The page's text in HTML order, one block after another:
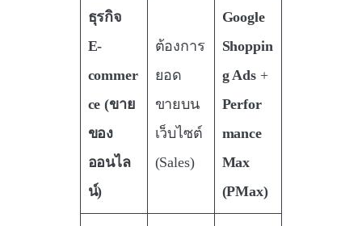
ธุรกิจ
E-
commer
ce (ขาย
ของ
ออนไล
น์)
ต้องการ
ยอด
ขายบน
เว็บไซต์
(Sales)
Google
Shoppin
g Ads +
Perfor
mance
Max
(PMax)